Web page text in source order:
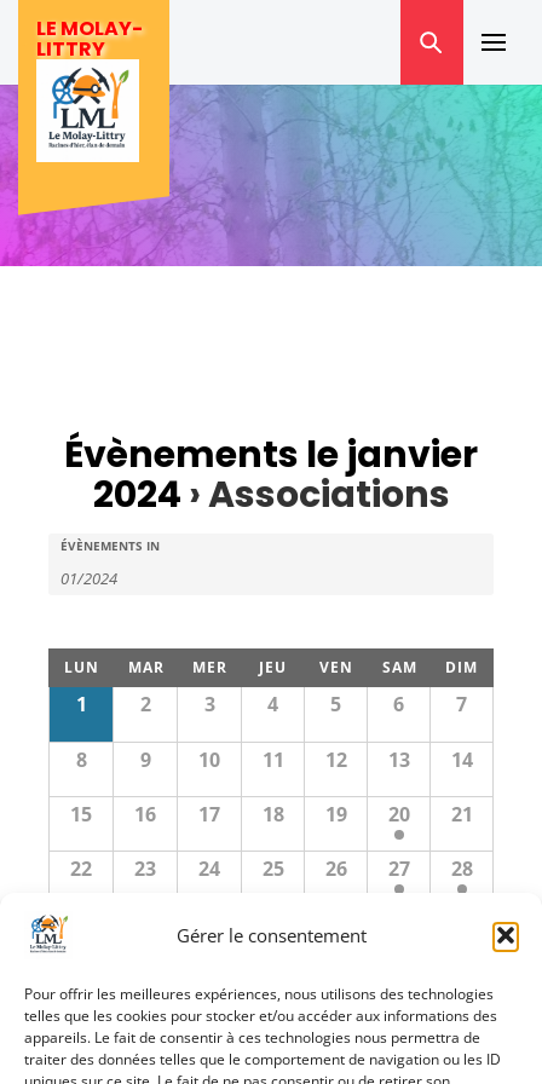
Gérer le consentement
Pour offrir les meilleures expériences, nous utilisons des technologies
telles que les cookies pour stocker et/ou accéder aux informations des
appareils. Le fait de consentir à ces technologies nous permettra de
traiter des données telles que le comportement de navigation ou les ID
content
LE MOLAY-
LITTRY
Menu
Évènements le janvier
2024› Associations
Recherche
et
de
vues
Évènements
Évènements
Search
ÉVÈNEMENTS IN
Calendrier
de
Évènements
Calendrier
Évènements
LUN MAR MER JEU VEN SAM DIM
1 2 3 4 5 6 7
8 9 10 11 12 13 14
15 16 17 18 19 20 21
22 23 24 25 26 27 28
«décembre février»
+ EXPORTER LES ÉVÈNEMENTS